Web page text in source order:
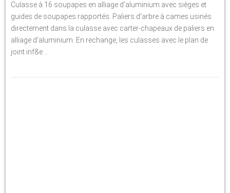
Culasse à 16 soupapes en alliage d'aluminium avec sièges et
guides de soupapes rapportés. Paliers d'arbre à cames usinés
directement dans la culasse avec carter-chapeaux de paliers en
alliage d'aluminium. En rechange, les culasses avec le plan de
joint inf&e ...